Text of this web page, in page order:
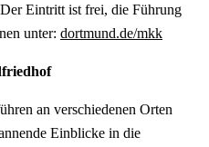
Eintritt ist frei, die Führung
unter: dortmund.de/mkk
an verschiedenen Orten
Einblicke in die